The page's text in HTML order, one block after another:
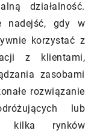
działalność.
nadejść, gdy w
korzystać z
z klientami,
zasobami
rozwiązanie
lub
kilka rynków